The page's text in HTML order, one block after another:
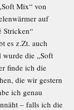
Mix“ von
auf
Stricken“
es z.Zt. auch
die „Soft
finde ich die
die wir gestern
ich genau
– falls ich die